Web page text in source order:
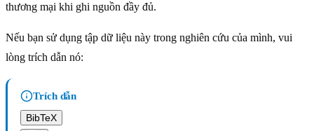
thương mại khi ghi nguồn đầy đủ.
Nếu bạn sử dụng tập dữ liệu này trong nghiên cứu của mình, vui
lòng trích dẫn nó:
Trích dẫn
BibTeX